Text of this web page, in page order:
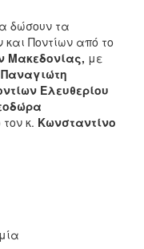
δώσουν τα
Ποντίων από το
Μακεδονίας, με
Παναγιώτη
Ελευθερίου
κ. Κωνσταντίνο